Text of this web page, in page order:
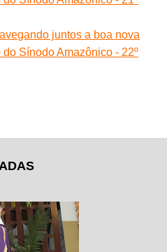
juntos a boa nova
Sínodo Amazônico - 22º